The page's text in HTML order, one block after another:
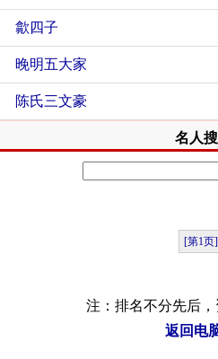
歙四子
晚明五大家
陈氏三文豪
名人
[第1页]
注：排名不分先后，
返回电